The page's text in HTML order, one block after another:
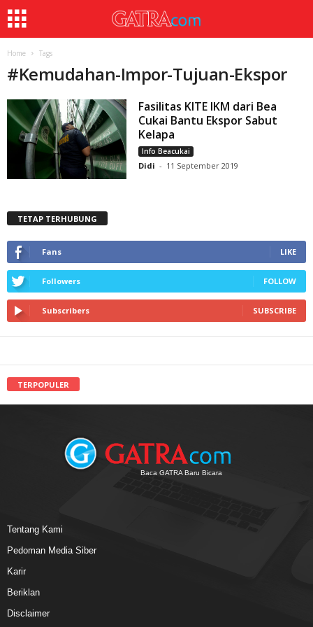
Home Tags
#Kemudahan-Impor-Tujuan-Ekspor
Fasilitas KITE IKM dari Bea
Cukai Bantu Ekspor Sabut
Kelapa
Info Beacukai
Didi - 11 September 2019
TETAP TERHUBUNG
Fans LIKE
Followers FOLLOW
Subscribers SUBSCRIBE
TERPOPULER
Baca GATRA Baru Bicara
Tentang Kami
Pedoman Media Siber
Karir
Beriklan
Disclaimer